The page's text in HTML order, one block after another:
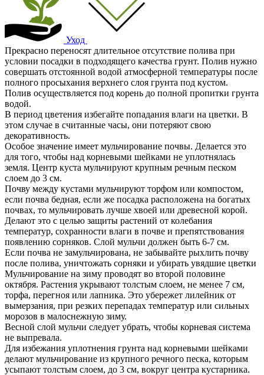
Уход
Прекрасно переносят длительное отсутствие полива при
условии посадки в подходящего качества грунт. Полив нужно
совершать отстоянной водой атмосферной температуры после
полного просыхания верхнего слоя грунта под кустом.
Полив осуществляется под корень до полной пропитки грунта
водой.
В период цветения избегайте попадания влаги на цветки. В
этом случае в считанные часы, они потеряют свою
декоративность.
Особое значение имеет мульчирование почвы. Делается это
для того, чтобы над корневыми шейками не уплотнялась
земля. Центр куста мульчируют крупным речным песком
слоем до 3 см.
Почву между кустами мульчируют торфом или компостом,
если почва бедная, если же посадка расположена на богатых
почвах, то мульчировать лучше хвоей или древесной корой.
Делают это с целью защиты растений от колебания
температур, сохранности влаги в почве и препятствования
появлению сорняков. Слой мульчи должен быть 6-7 см.
Если почва не замульчирована, не забывайте рыхлить почву
после полива, уничтожать сорняки и убирать увядшие цветки
Мульчирование на зиму проводят во второй половине
октября. Растения укрывают толстым слоем, не менее 7 см,
торфа, перегноя или лапника. Это убережет лилейник от
вымерзания, при резких перепадах температур или сильных
морозов в малоснежную зиму.
Весной слой мульчи следует убрать, чтобы корневая система
не выпревала.
Для избежания уплотнения грунта над корневыми шейками
делают мульчирование из крупного речного песка, которым
усыпают толстым слоем, до 3 см, вокруг центра кустарника.